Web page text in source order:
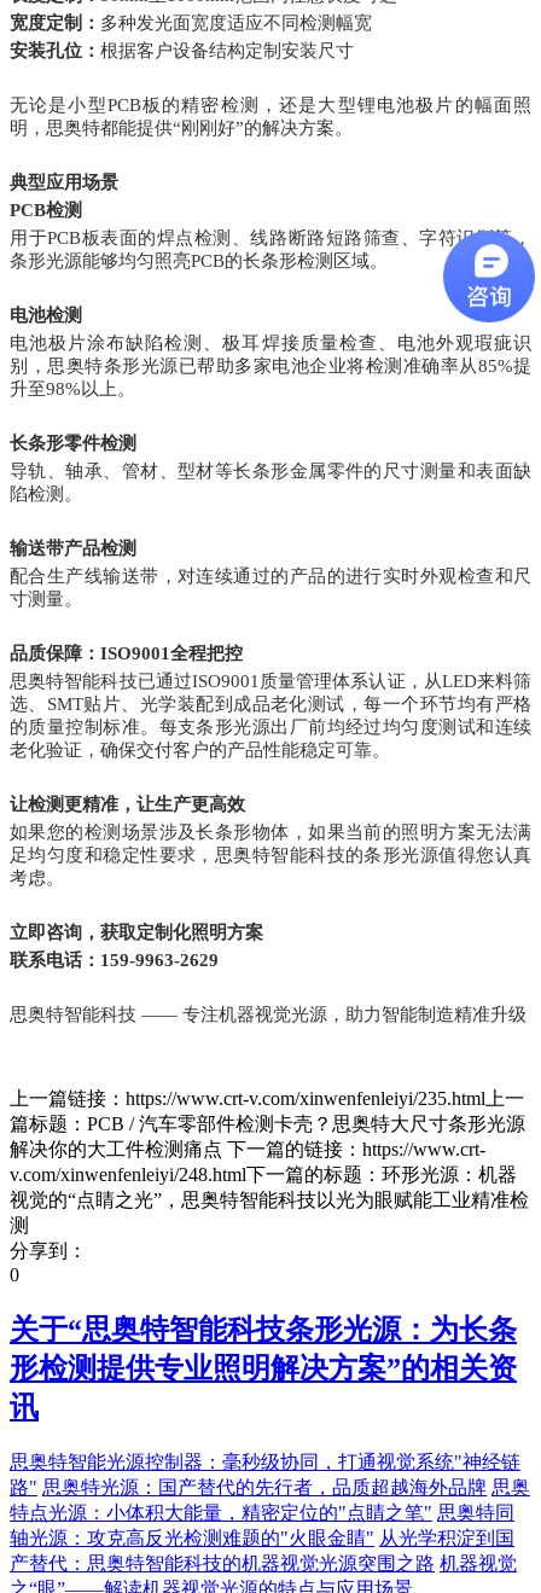
宽度定制： 多种发光面宽度适应不同检测幅宽
安装孔位： 根据客户设备结构定制安装尺寸
无论是小型PCB板的精密检测，还是大型锂电池极片的幅面照
明，思奥特都能提供“刚刚好”的解决方案。
典型应用场景
PCB检测
用于PCB板表面的焊点检测、线路断路短路筛查、字符识别等，
条形光源能够均匀照亮PCB的长条形检测区域。
电池检测
电池极片涂布缺陷检测、极耳焊接质量检查、电池外观瑕疵识
别，思奥特条形光源已帮助多家电池企业将检测准确率从85%提
升至98%以上。
长条形零件检测
导轨、轴承、管材、型材等长条形金属零件的尺寸测量和表面缺
陷检测。
输送带产品检测
配合生产线输送带，对连续通过的产品的进行实时外观检查和尺
寸测量。
品质保障：ISO9001全程把控
思奥特智能科技已通过ISO9001质量管理体系认证，从LED来料筛
选、SMT贴片、光学装配到成品老化测试，每一个环节均有严格
的质量控制标准。每支条形光源出厂前均经过均匀度测试和连续
老化验证，确保交付客户的产品性能稳定可靠。
让检测更精准，让生产更高效
如果您的检测场景涉及长条形物体，如果当前的照明方案无法满
足均匀度和稳定性要求，思奥特智能科技的条形光源值得您认真
考虑。
立即咨询，获取定制化照明方案
联系电话：159-9963-2629
思奥特智能科技 —— 专注机器视觉光源，助力智能制造精准升级
上一篇链接：https://www.crt-v.com/xinwenfenleiyi/235.html上一
篇标题：PCB / 汽车零部件检测卡壳？思奥特大尺寸条形光源
解决你的大工件检测痛点 下一篇的链接：https://www.crt-
v.com/xinwenfenleiyi/248.html下一篇的标题：环形光源：机器
视觉的“点睛之光”，思奥特智能科技以光为眼赋能工业精准检
测
分享到：
0
关于“思奥特智能科技条形光源：为长条
形检测提供专业照明解决方案”的相关资
讯
思奥特智能光源控制器：毫秒级协同，打通视觉系统"神经链
路" 思奥特光源：国产替代的先行者，品质超越海外品牌 思奥
特点光源：小体积大能量，精密定位的"点睛之笔" 思奥特同
轴光源：攻克高反光检测难题的"火眼金睛" 从光学积淀到国
产替代：思奥特智能科技的机器视觉光源突围之路 机器视觉